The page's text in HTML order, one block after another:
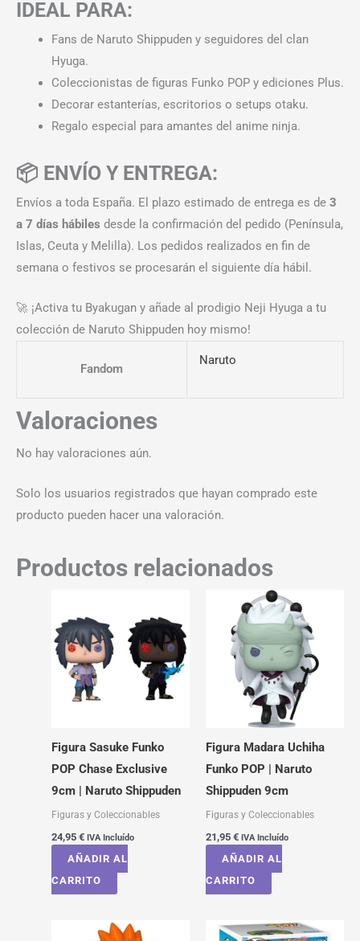
IDEAL PARA:
Fans de Naruto Shippuden y seguidores del clan
Hyuga.
Coleccionistas de figuras Funko POP y ediciones Plus.
Decorar estanterías, escritorios o setups otaku.
Regalo especial para amantes del anime ninja.
📦 ENVÍO Y ENTREGA:
Envíos a toda España. El plazo estimado de entrega es de 3
a 7 días hábiles desde la confirmación del pedido (Península,
Islas, Ceuta y Melilla). Los pedidos realizados en fin de
semana o festivos se procesarán el siguiente día hábil.
🚀 ¡Activa tu Byakugan y añade al prodigio Neji Hyuga a tu
colección de Naruto Shippuden hoy mismo!
Fandom
Naruto
Valoraciones
No hay valoraciones aún.
Solo los usuarios registrados que hayan comprado este
producto pueden hacer una valoración.
Productos relacionados
Figura Sasuke Funko
POP Chase Exclusive
9cm | Naruto Shippuden
Figuras y Coleccionables
24,95 € IVA Incluído
AÑADIR AL
CARRITO
Figura Madara Uchiha
Funko POP | Naruto
Shippuden 9cm
Figuras y Coleccionables
21,95 € IVA Incluído
AÑADIR AL
CARRITO